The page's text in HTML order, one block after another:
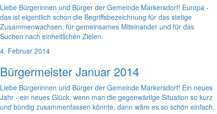
Liebe Bürgerinnen und Bürger der Gemeinde Markersdorf! Europa -
das ist eigentlich schon die Begriffsbezeichnung für das stetige
Zusammenwachsen, für gemeinsames Miteinander und für das
Suchen nach einheitlichen Zielen.
4. Februar 2014
Bürgermeister Januar 2014
Liebe Bürgerinnen und Bürger der Gemeinde Markersdorf! Ein neues
Jahr - ein neues Glück, wenn man die gegenwärtige Situation so kurz
und bündig zusammenfassen könnte, dann wäre es so schön einfach.